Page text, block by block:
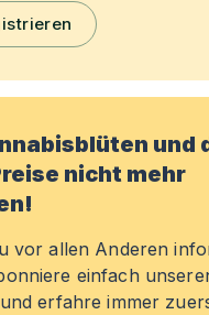
und
nicht mehr
vor allen Anderen
einfach
erfahre immer